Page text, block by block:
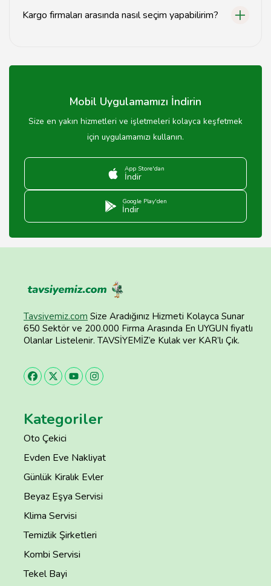
Kargo firmaları arasında nasıl seçim yapabilirim?
müşteri hizmetleri ve kullanıcı yorumlarını dikkate
Mobil Uygulamamızı İndirin
Size en yakın hizmetleri ve işletmeleri kolayca keşfetmek
için uygulamamızı kullanın.
App Store'dan
İndir
Google Play'den
İndir
Tavsiyemiz.com Size Aradığınız Hizmeti Kolayca Sunar
650 Sektör ve 200.000 Firma Arasında En UYGUN fiyatlı
Olanlar Listelenir. TAVSİYEMİZ’e Kulak ver KAR’lı Çık.
Kategoriler
Oto Çekici
Evden Eve Nakliyat
Günlük Kiralık Evler
Beyaz Eşya Servisi
Klima Servisi
Temizlik Şirketleri
Kombi Servisi
Tekel Bayi